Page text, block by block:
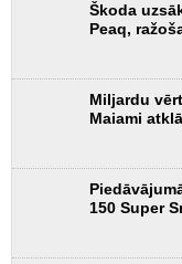
Škoda
Peaq,
Miljardu
Maiami
150 Super